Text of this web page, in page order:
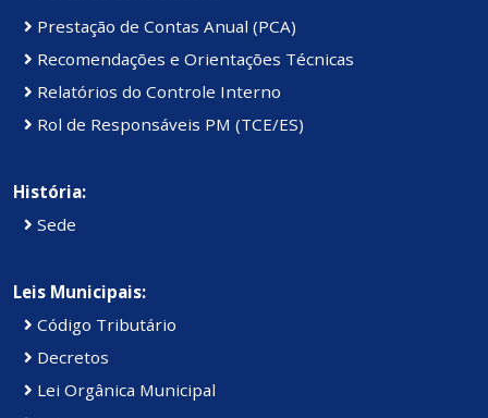
Prestação de Contas Anual (PCA)
Recomendações e Orientações Técnicas
Relatórios do Controle Interno
Rol de Responsáveis PM (TCE/ES)
História:
Sede
Leis Municipais:
Código Tributário
Decretos
Lei Orgânica Municipal